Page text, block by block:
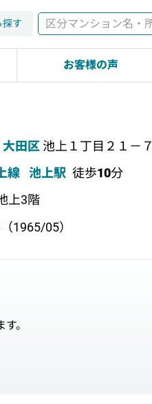
探す
お客様の声
大田区 池上１丁目２１－７
線 池上駅 徒歩10分
上3階
1965/05）
。